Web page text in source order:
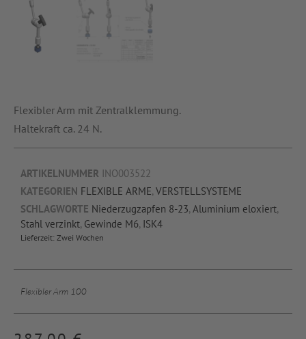
Flexibler Arm mit Zentralklemmung.
Haltekraft ca. 24 N.
ARTIKELNUMMER INO003522
KATEGORIEN FLEXIBLE ARME,VERSTELLSYSTEME
SCHLAGWORTE Niederzugzapfen 8-23,Aluminium eloxiert,
Stahl verzinkt, Gewinde M6, ISK4
Lieferzeit: Zwei Wochen
Flexibler Arm 100